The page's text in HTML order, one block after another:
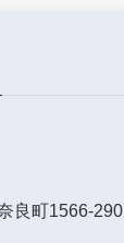
良町1566-290